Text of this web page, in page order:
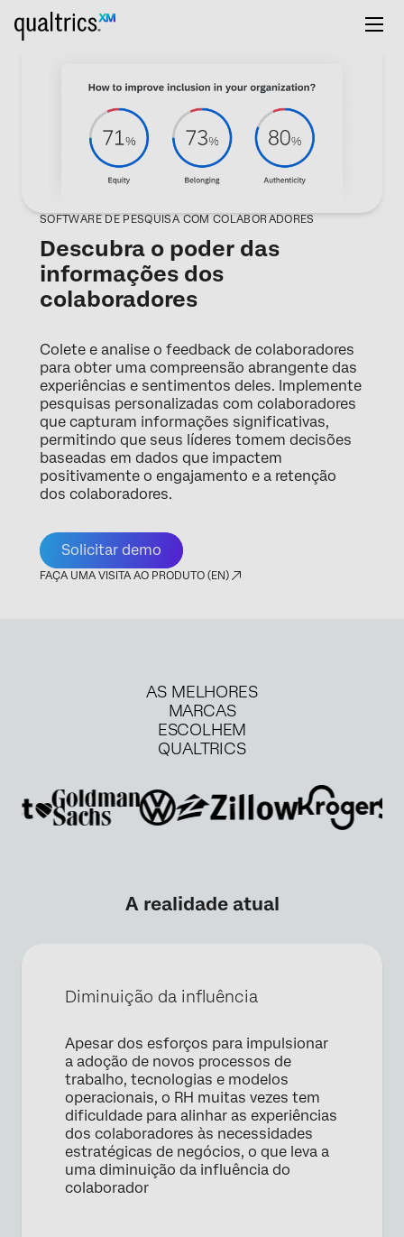
SOFTWARE DE PESQUISA COM COLABORADORES
Descubra o poder das
informações dos
colaboradores
Colete e analise o feedback de colaboradores
para obter uma compreensão abrangente das
experiências e sentimentos deles. Implemente
pesquisas personalizadas com colaboradores
que capturam informações significativas,
permitindo que seus líderes tomem decisões
baseadas em dados que impactem
positivamente o engajamento e a retenção
dos colaboradores.
Solicitar demo
FAÇA UMA VISITA AO PRODUTO (EN)
Solicitar uma demonstração
AS MELHORES
MARCAS
ESCOLHEM
QUALTRICS
A realidade atual
Diminuição da influência
Apesar dos esforços para impulsionar
a adoção de novos processos de
trabalho, tecnologias e modelos
operacionais, o RH muitas vezes tem
dificuldade para alinhar as experiências
dos colaboradores às necessidades
estratégicas de negócios, o que leva a
uma diminuição da influência do
colaborador